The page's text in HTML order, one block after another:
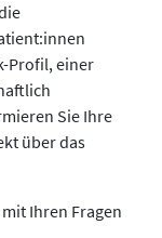
Profil, einer
Sie Ihre
über das
Ihren Fragen